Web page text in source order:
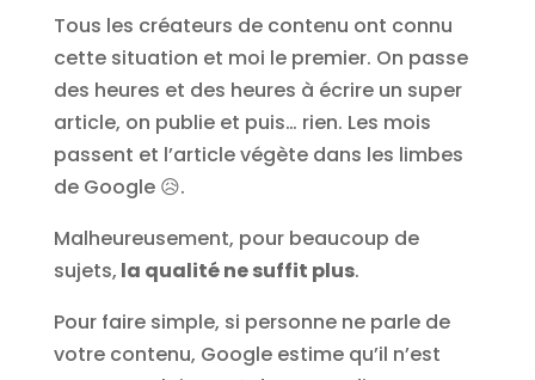
Tous les créateurs de contenu ont connu
cette situation et moi le premier. On passe
des heures et des heures à écrire un super
article, on publie et puis… rien. Les mois
passent et l’article végète dans les limbes
de Google 😥.
Malheureusement, pour beaucoup de
sujets, la qualité ne suffit plus.
Pour faire simple, si personne ne parle de
votre contenu, Google estime qu’il n’est